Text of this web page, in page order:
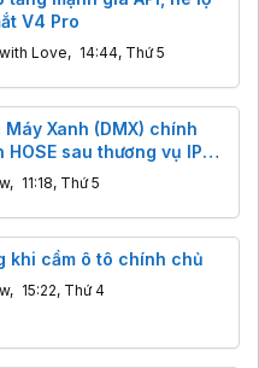
V4 Pro
Love, 14:44, Thứ 5
Xanh (DMX) chính
sau thương vụ IPO
, 11:18, Thứ 5
khi cầm ô tô chính chủ
, 15:22, Thứ 4